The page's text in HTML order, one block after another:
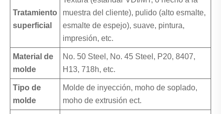
Tratamiento
superficial
muestra del cliente), pulido (alto esmalte,
esmalte de espejo), suave, pintura,
impresión, etc.
Material de
molde
No. 50 Steel, No. 45 Steel, P20, 8407,
H13, 718h, etc.
Tipo de
molde
Molde de inyección, moho de soplado,
moho de extrusión ect.